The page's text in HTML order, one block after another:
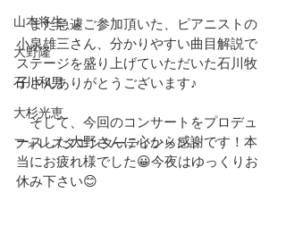
山本将生
大野隆
石川和男
大杉光恵
フォレスタエンターテインメント
また急遽ご参加頂いた、ピアニストの
小泉雄三さん、分かりやすい曲目解説で
ステージを盛り上げていただいた石川牧
子さんありがとうございます♪
そして、今回のコンサートをプロデュ
ースした大野さんに心から感謝です！本
当にお疲れ様でした😀今夜はゆっくりお
休み下さい😊